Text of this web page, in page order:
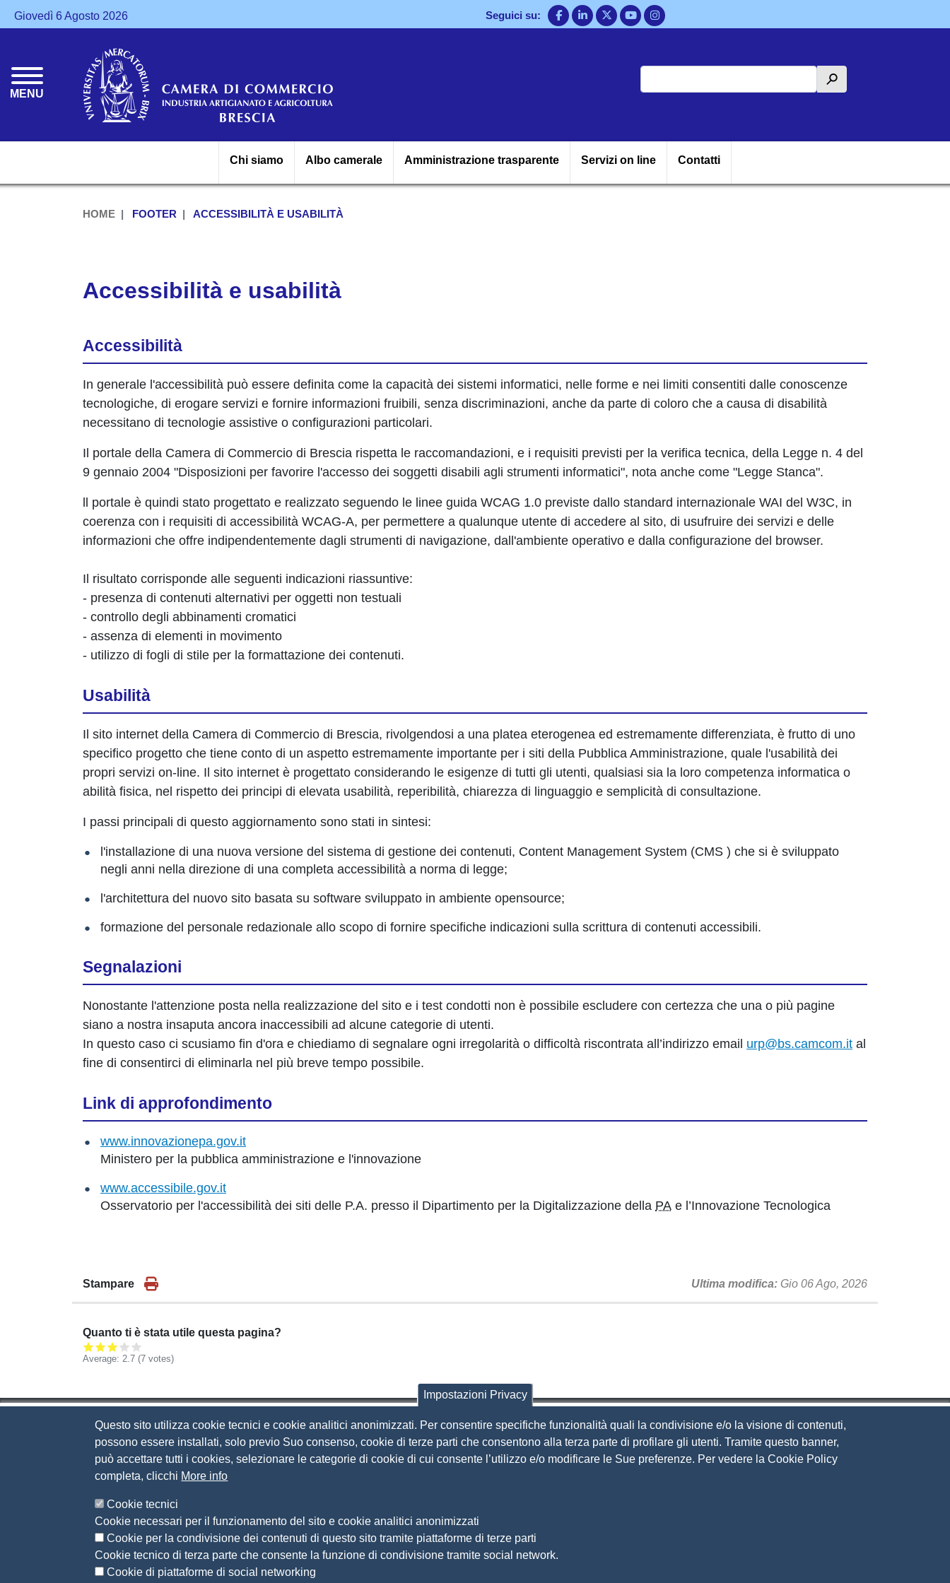
Salta
al
Giovedì 6 Agosto 2026 Seguici su:
MENU
h
Navigazione principale
Chi siamo Albo camerale Amministrazione trasparente Servizi on line Contatti
HOME FOOTER ACCESSIBILITÀ E USABILITÀ
Accessibilità e usabilità
Accessibilità
In generale l'accessibilità può essere definita come la capacità dei sistemi informatici, nelle forme e nei limiti consentiti dalle conoscenze
tecnologiche, di erogare servizi e fornire informazioni fruibili, senza discriminazioni, anche da parte di coloro che a causa di disabilità
necessitano di tecnologie assistive o configurazioni particolari.
Il portale della Camera di Commercio di Brescia rispetta le raccomandazioni, e i requisiti previsti per la verifica tecnica, della Legge n. 4 del
9 gennaio 2004 "Disposizioni per favorire l'accesso dei soggetti disabili agli strumenti informatici", nota anche come "Legge Stanca".
ll portale è quindi stato progettato e realizzato seguendo le linee guida WCAG 1.0 previste dallo standard internazionale WAI del W3C, in
coerenza con i requisiti di accessibilità WCAG-A, per permettere a qualunque utente di accedere al sito, di usufruire dei servizi e delle
informazioni che offre indipendentemente dagli strumenti di navigazione, dall'ambiente operativo e dalla configurazione del browser.
Il risultato corrisponde alle seguenti indicazioni riassuntive:
- presenza di contenuti alternativi per oggetti non testuali
- controllo degli abbinamenti cromatici
- assenza di elementi in movimento
- utilizzo di fogli di stile per la formattazione dei contenuti.
Usabilità
Il sito internet della Camera di Commercio di Brescia, rivolgendosi a una platea eterogenea ed estremamente differenziata, è frutto di uno
specifico progetto che tiene conto di un aspetto estremamente importante per i siti della Pubblica Amministrazione, quale l'usabilità dei
propri servizi on-line. Il sito internet è progettato considerando le esigenze di tutti gli utenti, qualsiasi sia la loro competenza informatica o
abilità fisica, nel rispetto dei principi di elevata usabilità, reperibilità, chiarezza di linguaggio e semplicità di consultazione.
I passi principali di questo aggiornamento sono stati in sintesi:
l'installazione di una nuova versione del sistema di gestione dei contenuti, Content Management System (CMS ) che si è sviluppato
negli anni nella direzione di una completa accessibilità a norma di legge;
l'architettura del nuovo sito basata su software sviluppato in ambiente opensource;
formazione del personale redazionale allo scopo di fornire specifiche indicazioni sulla scrittura di contenuti accessibili.
Segnalazioni
Nonostante l'attenzione posta nella realizzazione del sito e i test condotti non è possibile escludere con certezza che una o più pagine
siano a nostra insaputa ancora inaccessibili ad alcune categorie di utenti.
In questo caso ci scusiamo fin d'ora e chiediamo di segnalare ogni irregolarità o difficoltà riscontrata all’indirizzo email urp@bs.camcom.it al
fine di consentirci di eliminarla nel più breve tempo possibile.
Link di approfondimento
www.innovazionepa.gov.it
Ministero per la pubblica amministrazione e l'innovazione
www.accessibile.gov.it
Osservatorio per l'accessibilità dei siti delle P.A. presso il Dipartimento per la Digitalizzazione della PA e l’Innovazione Tecnologica
Stampare Ultima modifica Gio 06 Ago, 2026
Quanto ti è stata utile questa pagina?
Average: 2.7 (7 votes)
Camera di Commercio di Brescia
Contatti
Via Luigi Einaudi, 23, 25121 Brescia BS
Tel. 030 37251
PECcamera.brescia@bs.legalmail.camcom.it
P.IVA 00859790172
C.F. 80013870177
Bandi di concorso
Bandi di gara e contratti
Provvedimenti
Impostazioni Privacy
Questo sito utilizza cookie tecnici e cookie analitici anonimizzati. Per consentire specifiche funzionalità quali la condivisione e/o la visione di contenuti,
possono essere installati, solo previo Suo consenso, cookie di terze parti che consentono alla terza parte di profilare gli utenti. Tramite questo banner,
può accettare tutti i cookies, selezionare le categorie di cookie di cui consente l’utilizzo e/o modificare le Sue preferenze. Per vedere la Cookie Policy
completa, clicchi More info
Cookie tecnici
Cookie necessari per il funzionamento del sito e cookie analitici anonimizzati
Cookie per la condivisione dei contenuti di questo sito tramite piattaforme di terze parti
Cookie tecnico di terza parte che consente la funzione di condivisione tramite social network.
Cookie di piattaforme di social networking